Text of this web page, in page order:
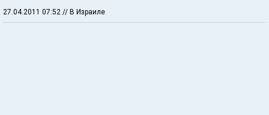
27.04.2011 07:52 // В Израиле